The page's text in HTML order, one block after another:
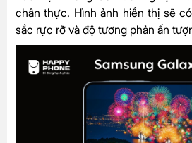
chân thực. Hình ảnh hiển thị sẽ
sắc rực rỡ và độ tương phản ấn